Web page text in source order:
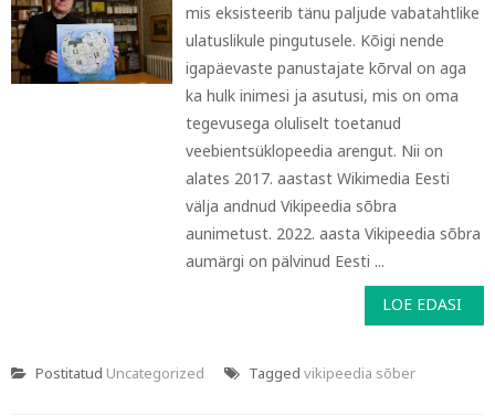
mis eksisteerib tänu paljude vabatahtlike
ulatuslikule pingutusele. Kõigi nende
igapäevaste panustajate kõrval on aga
ka hulk inimesi ja asutusi, mis on oma
tegevusega oluliselt toetanud
veebientsüklopeedia arengut. Nii on
alates 2017. aastast Wikimedia Eesti
välja andnud Vikipeedia sõbra
aunimetust. 2022. aasta Vikipeedia sõbra
aumärgi on pälvinud Eesti ...
LOE EDASI
Postitatud Uncategorized Tagged vikipeedia sõber